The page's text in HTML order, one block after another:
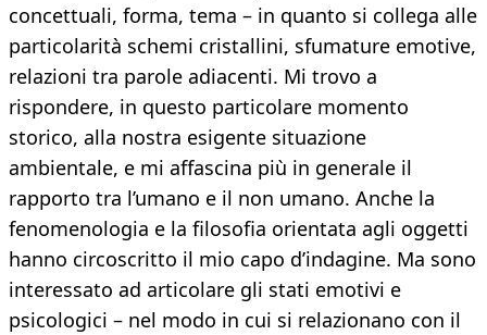
concettuali, forma, tema – in quanto si collega alle
particolarità schemi cristallini, sfumature emotive,
relazioni tra parole adiacenti. Mi trovo a
rispondere, in questo particolare momento
storico, alla nostra esigente situazione
ambientale, e mi affascina più in generale il
rapporto tra l’umano e il non umano. Anche la
fenomenologia e la filosofia orientata agli oggetti
hanno circoscritto il mio capo d’indagine. Ma sono
interessato ad articolare gli stati emotivi e
psicologici – nel modo in cui si relazionano con il